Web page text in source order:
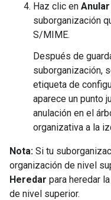
Haz clic en Anular
suborganización
S/MIME.
Después de
suborganización,
etiqueta de
aparece un punto
anulación en el
organizativa a la
Nota: Si tu
organización de nivel
Heredar para heredar
de nivel superior.